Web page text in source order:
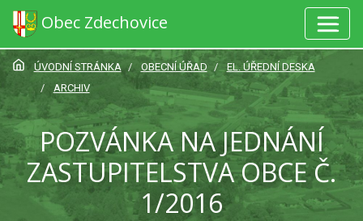
Obec Zdechovice
ÚVODNÍ STRÁNKA OBECNÍ ÚŘAD
EL. ÚŘEDNÍ DESKA
ARCHIV
POZVÁNKA NA JEDNÁNÍ
ZASTUPITELSTVA OBCE Č.
1/2016